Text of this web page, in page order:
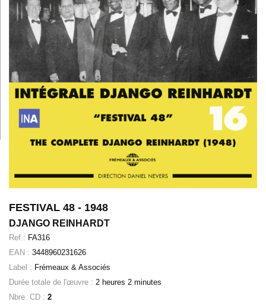
FESTIVAL 48 - 1948
DJANGO REINHARDT
Ref.: FA316
EAN : 3448960231626
Label : Frémeaux & Associés
Durée totale de l'œuvre : 2 heures 2 minutes
Nbre. CD : 2